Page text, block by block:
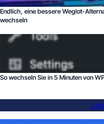
Endlich, eine bessere Weglot-
wechseln
So wechseln Sie in 5 Minuten von